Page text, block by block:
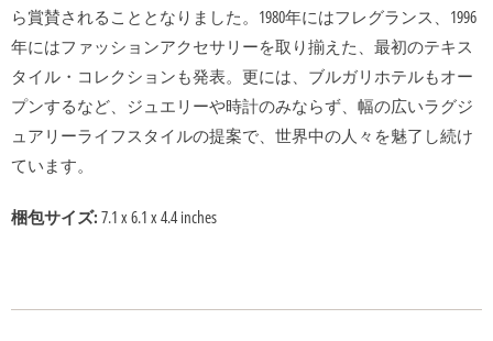
ら賞賛されることとなりました。1980年にはフレグランス、1996
年にはファッションアクセサリーを取り揃えた、最初のテキス
タイル・コレクションも発表。更には、ブルガリホテルもオー
プンするなど、ジュエリーや時計のみならず、幅の広いラグジ
ュアリーライフスタイルの提案で、世界中の人々を魅了し続け
ています。
梱包サイズ: 7.1 x 6.1 x 4.4 inches